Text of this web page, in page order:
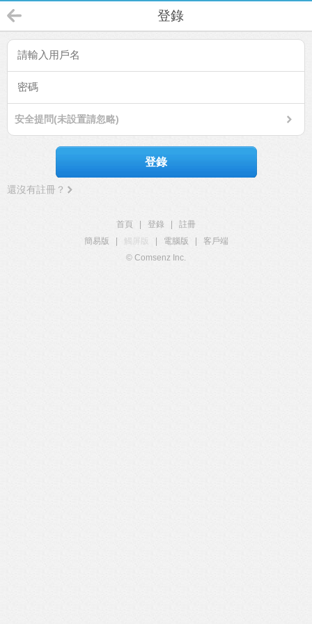
登錄
安全提問(未設置請忽略)
登錄
還沒有註冊？
首頁 登錄
註冊
簡易版
觸屏版 電腦版
客戶端
© Comsenz Inc.